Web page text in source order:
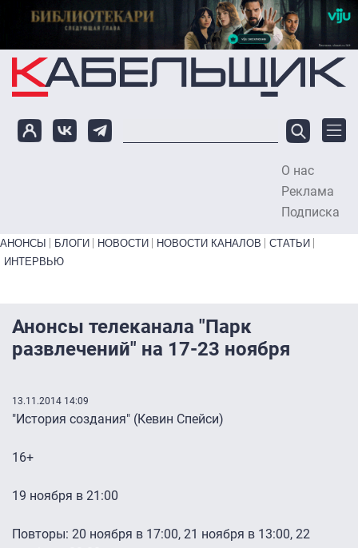
Перейти к основному содержанию
О нас
Реклама
Подписка
Primary links bottom
АНОНСЫ БЛОГИ НОВОСТИ НОВОСТИ КАНАЛОВ
СТАТЬИ
ИНТЕРВЬЮ
Анонсы телеканала "Парк
развлечений" на 17-23 ноября
13.11.2014 14:09
"История создания" (Кевин Спейси)
16+
19 ноября в 21:00
Повторы: 20 ноября в 17:00, 21 ноября в 13:00, 22